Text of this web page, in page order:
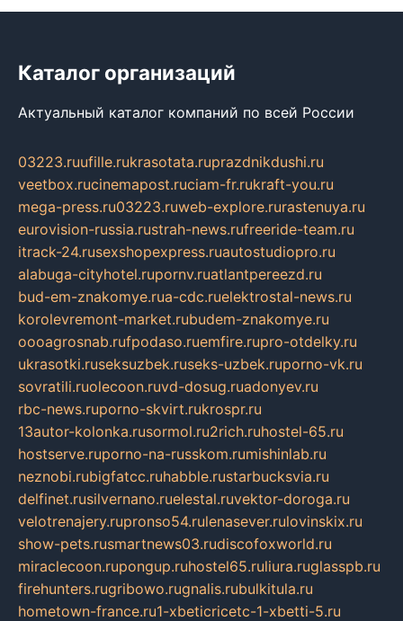
Каталог организаций
Актуальный каталог компаний по всей России
03223.ruufille.rukrasotata.ruprazdnikdushi.ru
veetbox.rucinemapost.ruciam-fr.rukraft-you.ru
mega-press.ru03223.ruweb-explore.rurastenuya.ru
eurovision-russia.rustrah-news.rufreeride-team.ru
itrack-24.rusexshopexpress.ruautostudiopro.ru
alabuga-cityhotel.rupornv.ruatlantpereezd.ru
bud-em-znakomye.rua-cdc.ruelektrostal-news.ru
korolevremont-market.rubudem-znakomye.ru
oooagrosnab.rufpodaso.ruemfire.rupro-otdelky.ru
ukrasotki.ruseksuzbek.ruseks-uzbek.ruporno-vk.ru
sovratili.ruolecoon.ruvd-dosug.ruadonyev.ru
rbc-news.ruporno-skvirt.rukrospr.ru
13autor-kolonka.rusormol.ru2rich.ruhostel-65.ru
hostserve.ruporno-na-russkom.rumishinlab.ru
neznobi.rubigfatcc.ruhabble.rustarbucksvia.ru
delfinet.rusilvernano.ruelestal.ruvektor-doroga.ru
velotrenajery.rupronso54.rulenasever.rulovinskix.ru
show-pets.rusmartnews03.rudiscofoxworld.ru
miraclecoon.rupongup.ruhostel65.ruliura.ruglasspb.ru
firehunters.rugribowo.rugnalis.rubulkitula.ru
hometown-france.ru1-xbeticricetc-1-xbetti-5.ru